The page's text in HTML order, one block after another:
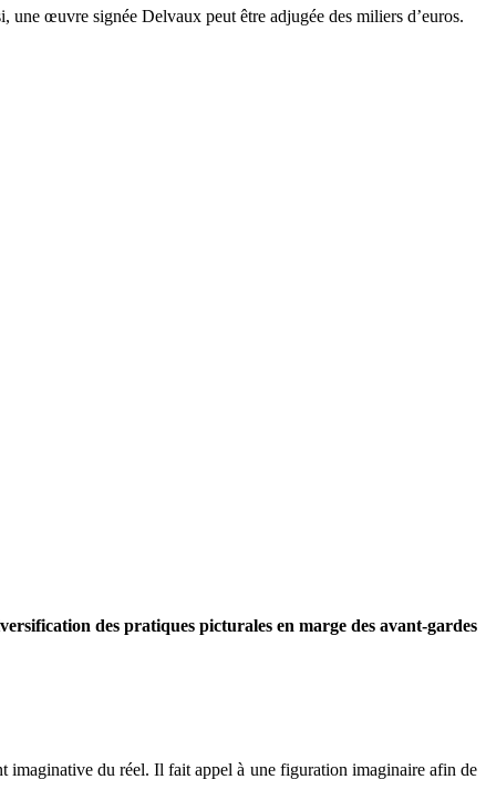
une œuvre signée Delvaux peut être adjugée des miliers d’euros.
des pratiques picturales en marge des avant-gardes
imaginative du réel. Il fait appel à une figuration imaginaire afin de